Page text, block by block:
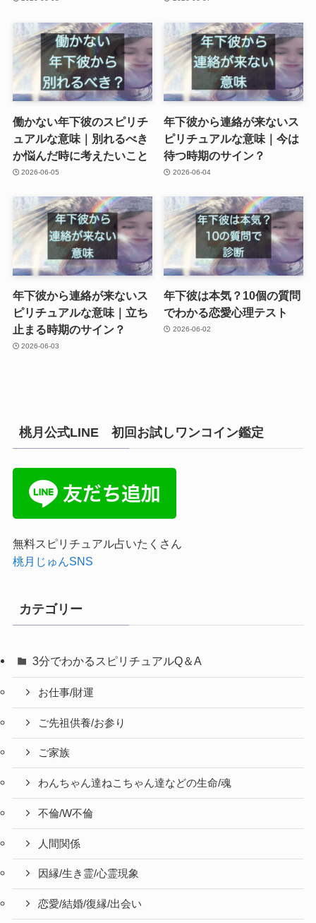
働かない年下彼のスピリチ
ュアルな意味｜別れるべき
か悩んだ時に考えたいこと
2026-06-05
年下彼から連絡が来ないス
ピリチュアルな意味｜今は
待つ時期のサイン？
2026-06-04
年下彼から連絡が来ないス
ピリチュアルな意味｜立ち
止まる時期のサイン？
2026-06-03
年下彼は本気？10個の質問
でわかる恋愛心理テスト
2026-06-02
桃月公式LINE 初回お試しワンコイン鑑定
無料スピリチュアル占いたくさん
桃月じゅんSNS
カテゴリー
3分でわかるスピリチュアルQ＆A
お仕事/財運
ご先祖供養/お参り
ご家族
わんちゃん達ねこちゃん達などの生命/魂
不倫/W不倫
人間関係
因縁/生き霊/心霊現象
恋愛/結婚/復縁/出会い